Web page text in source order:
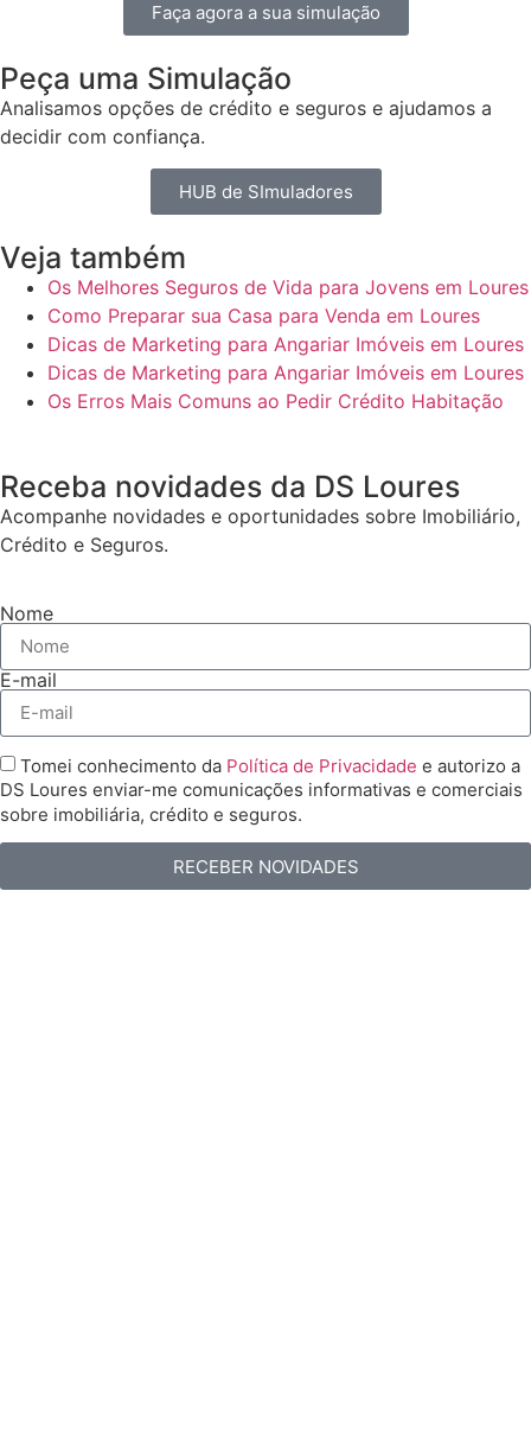
Faça agora a sua simulação
Peça uma Simulação
Analisamos opções de crédito e seguros e ajudamos a
decidir com confiança.
HUB de SImuladores
Veja também
Os Melhores Seguros de Vida para Jovens em Loures
Como Preparar sua Casa para Venda em Loures
Dicas de Marketing para Angariar Imóveis em Loures
Dicas de Marketing para Angariar Imóveis em Loures
Os Erros Mais Comuns ao Pedir Crédito Habitação
Receba novidades da DS Loures
Acompanhe novidades e oportunidades sobre Imobiliário,
Crédito e Seguros.
Nome
E-mail
Tomei conhecimento da Política de Privacidade e autorizo a
DS Loures enviar-me comunicações informativas e comerciais
sobre imobiliária, crédito e seguros.
RECEBER NOVIDADES